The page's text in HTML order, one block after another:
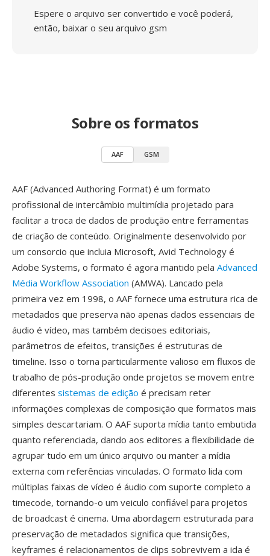
Espere o arquivo ser convertido e você poderá,
então, baixar o seu arquivo gsm
Sobre os formatos
AAF GSM
AAF (Advanced Authoring Format) é um formato
profissional de intercâmbio multimídia projetado para
facilitar a troca de dados de produção entre ferramentas
de criação de conteúdo. Originalmente desenvolvido por
um consorcio que incluia Microsoft, Avid Technology é
Adobe Systems, o formato é agora mantido pela Advanced
Média Workflow Association (AMWA). Lancado pela
primeira vez em 1998, o AAF fornece uma estrutura rica de
metadados que preserva não apenas dados essenciais de
áudio é vídeo, mas também decisoes editoriais,
parâmetros de efeitos, transições é estruturas de
timeline. Isso o torna particularmente valioso em fluxos de
trabalho de pós-produção onde projetos se movem entre
diferentes sistemas de edição é precisam reter
informações complexas de composição que formatos mais
simples descartariam. O AAF suporta mídia tanto embutida
quanto referenciada, dando aos editores a flexibilidade de
agrupar tudo em um único arquivo ou manter a mídia
externa com referências vinculadas. O formato lida com
múltiplas faixas de vídeo é áudio com suporte completo a
timecode, tornando-o um veiculo confiável para projetos
de broadcast é cinema. Uma abordagem estruturada para
preservação de metadados significa que transições,
keyframes é relacionamentos de clips sobrevivem a ida é